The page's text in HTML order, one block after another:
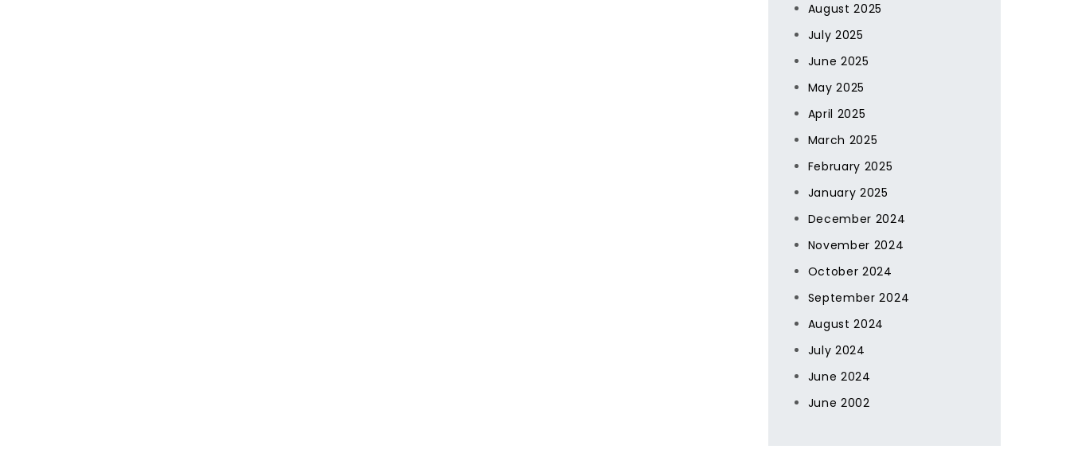
August 2025
July 2025
June 2025
May 2025
April 2025
March 2025
February 2025
January 2025
December 2024
November 2024
October 2024
September 2024
August 2024
July 2024
June 2024
June 2002